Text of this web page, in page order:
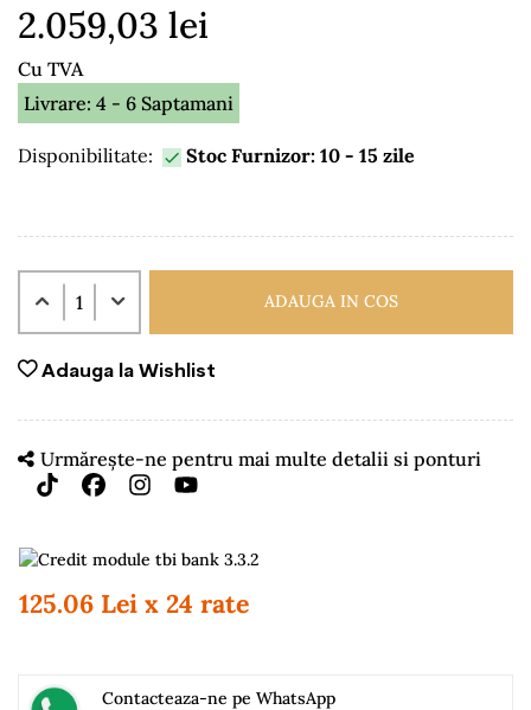
2.059,03 lei
Cu TVA
Livrare: 4 - 6 Saptamani
Disponibilitate:  Stoc Furnizor: 10 - 15 zile
ADAUGA IN COS
Adauga la Wishlist
Urmărește-ne pentru mai multe detalii si ponturi
125.06 Lei x 24 rate
Contacteaza-ne pe WhatsApp